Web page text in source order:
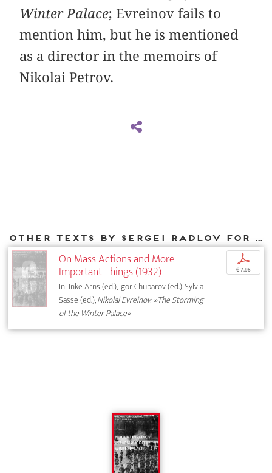
Winter Palace; Evreinov fails to
mention him, but he is mentioned
as a director in the memoirs of
Nikolai Petrov.
Other texts by Sergei Radlov for DIAPHANES
On Mass Actions and More
Important Things (1932)
In: Inke Arns (ed.), Igor Chubarov (ed.), Sylvia
Sasse (ed.),Nikolai Evreinov: »The Storming
of the Winter Palace«
p
€ 7,95